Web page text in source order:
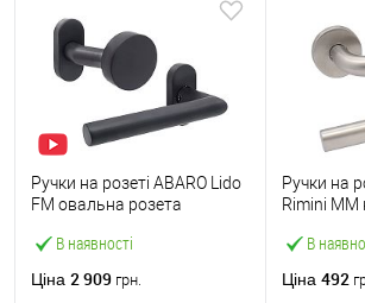
В наявності
Ручки на розеті ABARO Lido
FM овальна розета
графіт PVD
Ціна 2 909 грн.
В
Ручки на
Rimini MM
Ціна 492